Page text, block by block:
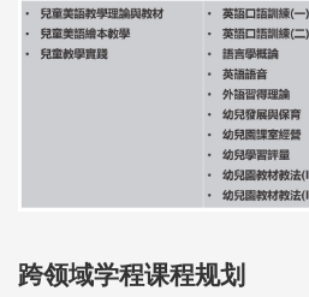
跨领域学程课程规划